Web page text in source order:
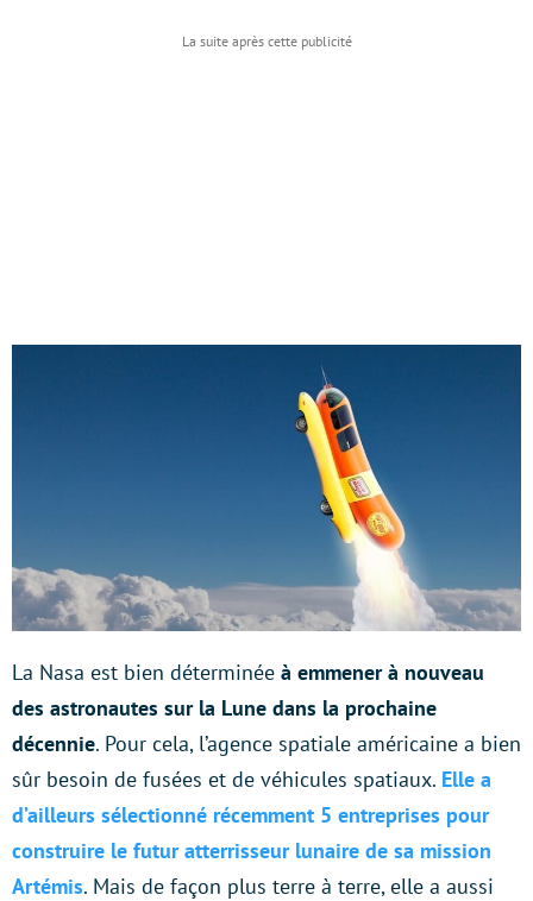
La Nasa est bien déterminée à emmener à nouveau
des astronautes sur la Lune dans la prochaine
décennie. Pour cela, l’agence spatiale américaine a bien
sûr besoin de fusées et de véhicules spatiaux. Elle a
d’ailleurs sélectionné récemment 5 entreprises pour
construire le futur atterrisseur lunaire de sa mission
Artémis. Mais de façon plus terre à terre, elle a aussi